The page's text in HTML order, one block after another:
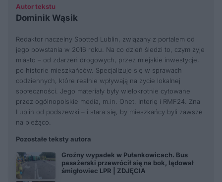
Autor tekstu
Dominik Wąsik
Redaktor naczelny Spotted Lublin, związany z portalem od
jego powstania w 2016 roku. Na co dzień śledzi to, czym żyje
miasto – od zdarzeń drogowych, przez miejskie inwestycje,
po historie mieszkańców. Specjalizuje się w sprawach
codziennych, które realnie wpływają na życie lokalnej
społeczności. Jego materiały były wielokrotnie cytowane
przez ogólnopolskie media, m.in. Onet, Interię i RMF24. Zna
Lublin od podszewki – i stara się, by mieszkańcy byli zawsze
na bieżąco.
Pozostałe teksty autora
Groźny wypadek w Pułankowicach. Bus
pasażerski przewrócił się na bok, lądował
śmigłowiec LPR | ZDJĘCIA